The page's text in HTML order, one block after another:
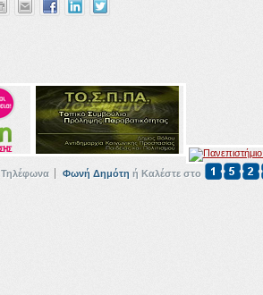
Τηλέφωνα Φωνή Δημότη ή Καλέστε στο